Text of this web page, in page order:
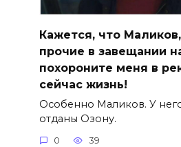
Кажется, что
прочие в завещании
похороните меня в
сейчас жизнь!
Особенно Маликов. У
отданы Озону.
0 39